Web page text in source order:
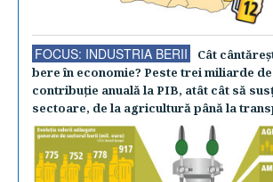
FOCUS: INDUSTRIA BERII
Cât
bere în economie? Peste trei miliarde
contribuţie anuală la PIB, atât cât să
sectoare, de la agricultură până la